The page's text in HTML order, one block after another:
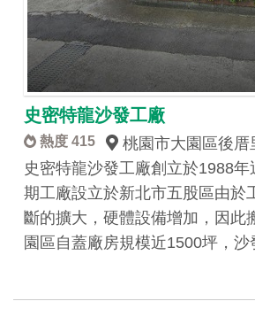
史密特龍沙發工廠
熱度 415
桃園市大園區後厝
史密特龍沙發工廠創立於1988
期工廠設立於新北市五股區由於
斷的擴大，硬體設備增加，因此
園區自蓋廠房規模近1500坪，